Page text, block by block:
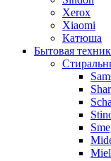
Xerox
Xiaomi
Катюша
Бытовая